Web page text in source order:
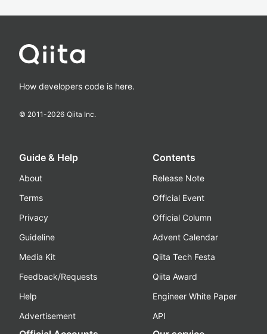
How developers code is here.
© 2011-2026 Qiita Inc.
Guide & Help
About
Terms
Privacy
Guideline
Media Kit
Feedback/Requests
Help
Advertisement
Contents
Release Note
Official Event
Official Column
Advent Calendar
Qiita Tech Festa
Qiita Award
Engineer White Paper
API